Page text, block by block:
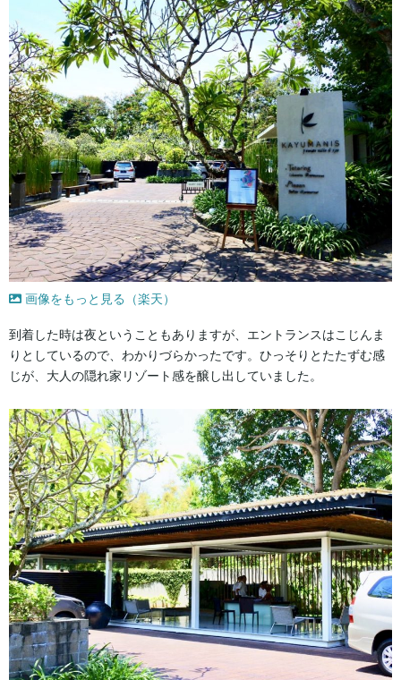
画像をもっと見る（楽天）
到着した時は夜ということもありますが、エントランスはこじんま
りとしているので、わかりづらかったです。ひっそりとたたずむ感
じが、大人の隠れ家リゾート感を醸し出していました。